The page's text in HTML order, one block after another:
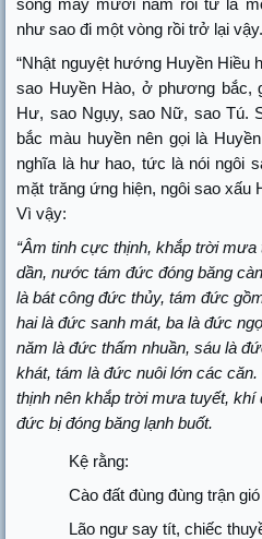
sống mấy mươi năm rồi tử là
như sao đi một vòng rồi trở lại vậy.
“Nhật nguyệt hướng Huyền Hiều
sao Huyền Hào, ở phương bắc,
Hư, sao Ngụy, sao Nữ, sao Tú.
bắc màu huyền nên gọi là
nghĩa là hư hao, tức là nói ngôi
mặt trăng ứng hiện, ngôi sao xấu
Vì vậy:
“Âm tinh cực thịnh, khắp trời
dần, nước tám đức đóng băng
là bát công đức thủy, tám đức
hai là đức sanh mát, ba là đức
năm là đức thấm nhuần, sáu là
khát, tám là đức nuôi lớn các
thịnh nên khắp trời mưa tuyết,
đức bị đóng băng lạnh buốt.
Kệ rằng:
Cào đất đùng đùng trận
Lão ngư say tít, chiếc